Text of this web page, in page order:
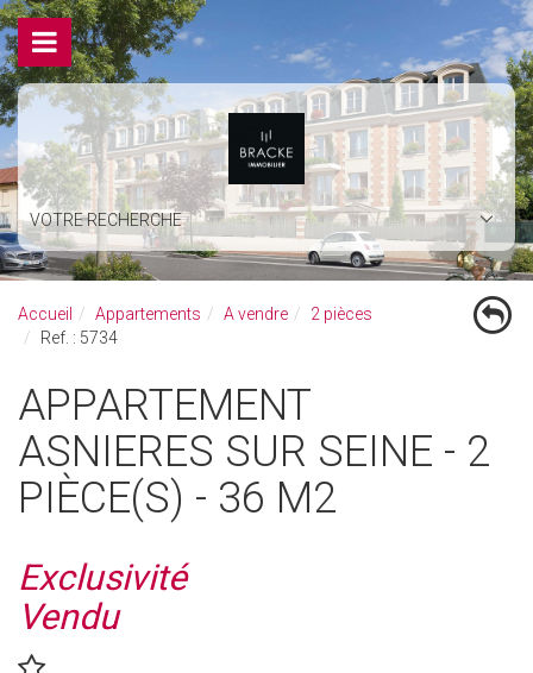
VOTRE RECHERCHE
Accueil Appartements A vendre
2 pièces
Ref. : 5734
APPARTEMENT
ASNIERES SUR SEINE - 2
PIÈCE(S) - 36 M2
Exclusivité
Vendu